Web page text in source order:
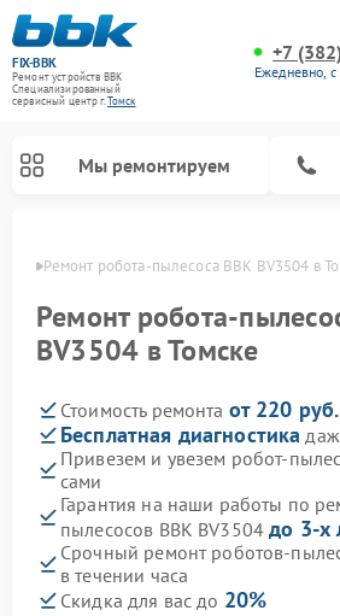
FIX-BBK
Ремонт устройств BBK
Специализированный
cервисный центр г.Томск
+7
Ежедневно,
Мы ремонтируем
Ремонт робота-пылесоса BBK BV3504 в
Ремонт робота-
BV3504 в Томске
Стоимость ремонта от 220 руб.
Бесплатная диагностика
Привезем и увезем робот-
сами
Гарантия на наши работы по
пылесосов BBK BV3504до 3-х
Срочный ремонт роботов-
в течении часа
Скидка для вас до 20%